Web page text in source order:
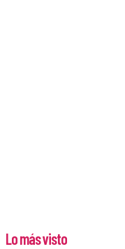
Lo más visto